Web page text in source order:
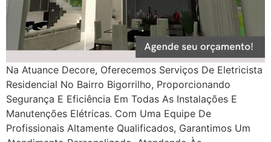
Na Atuance Decore, Oferecemos Serviços De Eletricista
Residencial No Bairro Bigorrilho, Proporcionando
Segurança E Eficiência Em Todas As Instalações E
Manutenções Elétricas. Com Uma Equipe De
Profissionais Altamente Qualificados, Garantimos Um